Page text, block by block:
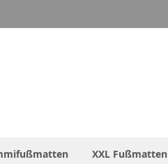
XXL Fußmatten